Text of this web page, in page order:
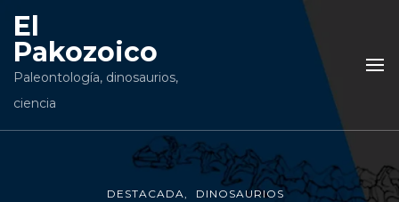
El
Pakozoico
Paleontología, dinosaurios,
ciencia
DESTACADA DINOSAURIOS